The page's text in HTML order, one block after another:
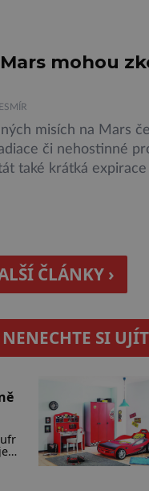
síť Facebook
příspěvku zároveň
mohou
misích na Mars
či nehostinné
také krátká
mají dobu trvanlivosti
pro letectví a
ČLÁNKY ›
NENECHTE SI